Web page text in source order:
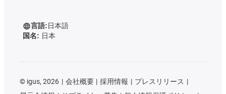
言語:日本語
国名: 日本
© igus, 2026 会社概要 採用情報
プレスリリース